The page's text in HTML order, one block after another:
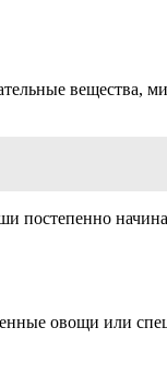
вещества,
постепенно
овощи или